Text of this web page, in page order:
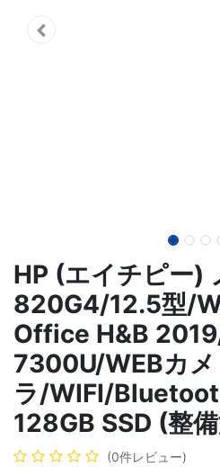
HP (エイチピー)
820G4/12.5型/
Office H&B
7300U/WEBカメ
ラ/WIFI/
128GB SSD (整
(0件レビュー)